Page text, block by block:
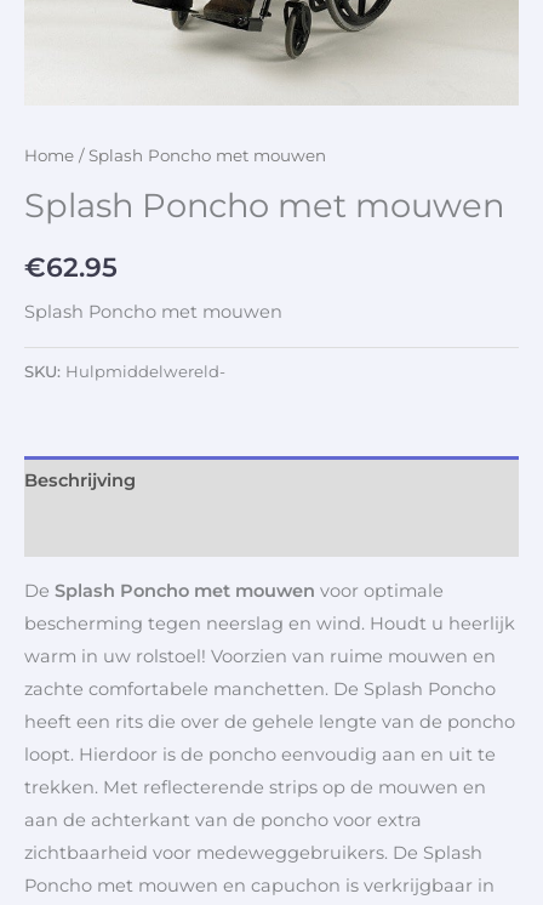
Home / Splash Poncho met mouwen
Splash Poncho met mouwen
€62.95
Splash Poncho met mouwen
SKU: Hulpmiddelwereld-
Beschrijving
De Splash Poncho met mouwen voor optimale
bescherming tegen neerslag en wind. Houdt u heerlijk
warm in uw rolstoel! Voorzien van ruime mouwen en
zachte comfortabele manchetten. De Splash Poncho
heeft een rits die over de gehele lengte van de poncho
loopt. Hierdoor is de poncho eenvoudig aan en uit te
trekken. Met reflecterende strips op de mouwen en
aan de achterkant van de poncho voor extra
zichtbaarheid voor medeweggebruikers. De Splash
Poncho met mouwen en capuchon is verkrijgbaar in